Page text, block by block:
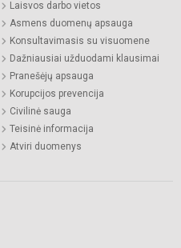
Laisvos darbo vietos
Asmens duomenų apsauga
Konsultavimasis su visuomene
Dažniausiai užduodami klausimai
Pranešėjų apsauga
Korupcijos prevencija
Civilinė sauga
Teisinė informacija
Atviri duomenys